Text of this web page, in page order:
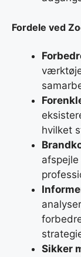
Fordele ved
hvilket
Sikker